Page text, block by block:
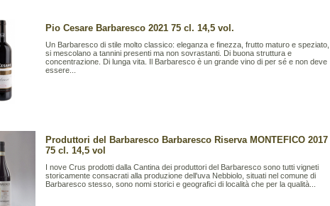
Pio Cesare Barbaresco 2021 75 cl. 14,5 vol.
Un Barbaresco di stile molto classico: eleganza e finezza, frutto maturo e speziato,
si mescolano a tannini presenti ma non sovrastanti. Di buona struttura e
concentrazione. Di lunga vita. Il Barbaresco è un grande vino di per sé e non deve
essere...
Produttori del Barbaresco Barbaresco Riserva MONTEFICO 2017
75 cl. 14,5 vol
I nove Crus prodotti dalla Cantina dei produttori del Barbaresco sono tutti vigneti
storicamente consacrati alla produzione dell'uva Nebbiolo, situati nel comune di
Barbaresco stesso, sono nomi storici e geografici di località che per la qualità...